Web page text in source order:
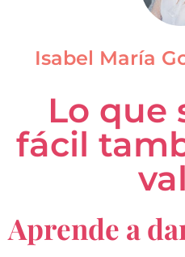
Isabel María
Lo que
fácil
Aprende a